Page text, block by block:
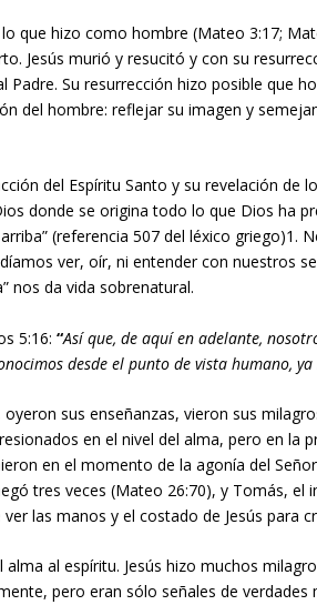
que hizo como hombre (Mateo 3:17;
Jesús murió y resucitó y con su
Su resurrección hizo posible que
del hombre: reflejar su imagen y
del Espíritu Santo y su revelación de
donde se origina todo lo que Dios ha
(referencia 507 del léxico griego)1.
ver, oír, ni entender con nuestros
nos da vida sobrenatural.
5:16: “Así que, de aquí en adelante,
desde el punto de vista humano, ya
sus enseñanzas, vieron sus
en el nivel del alma, pero en la
en el momento de la agonía del
tres veces (Mateo 26:70), y Tomás, el
las manos y el costado de Jesús para
al espíritu. Jesús hizo muchos
pero eran sólo señales de verdades